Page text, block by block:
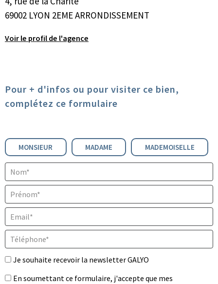
69002 LYON 2EME ARRONDISSEMENT
Voir le profil de l'agence
Pour + d'infos ou pour visiter ce bien,
complétez ce formulaire
Civilité :MONSIEUR MADAME MADEMOISELLE
Nom* :
Prénom* :
Email* :
Téléphone* :
Je souhaite recevoir la newsletter GALYO
En soumettant ce formulaire, j'accepte que mes